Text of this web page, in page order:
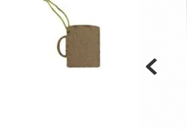
Materiais
Acrílicos
Alumínio
Cerâmica